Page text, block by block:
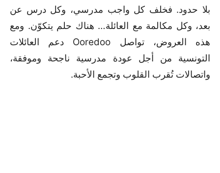
بلا حدود. فخلف كل واجب مدرسي، وكل درس عن
بعد، وكل مكالمة مع العائلة… هناك حلم يتكوّن. ومع
هذه العروض، تواصل Ooredoo دعم العائلات
التونسية من أجل عودة مدرسية ناجحة وموفقة،
واتصالات تُقرب القلوب وتجمع الأحبة.